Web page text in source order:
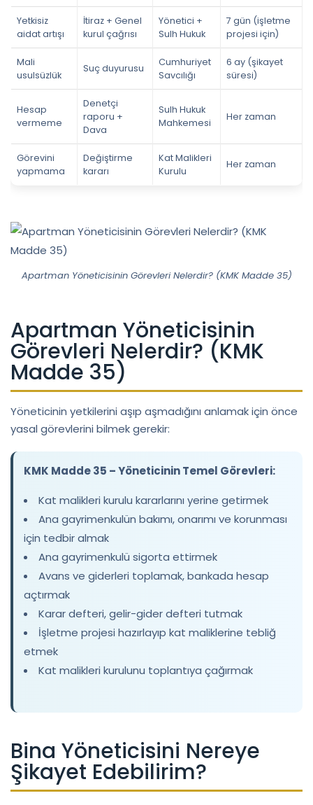
Yetkisiz
aidat artışı
İtiraz + Genel
kurul çağrısı
Yönetici +
Sulh Hukuk
7 gün (işletme
projesi için)
Mali
usulsüzlük
Suç duyurusu
Cumhuriyet
Savcılığı
6 ay (şikayet
süresi)
Hesap
vermeme
Denetçi
raporu +
Dava
Sulh Hukuk
Mahkemesi
Her zaman
Görevini
yapmama
Değiştirme
kararı
Kat Malikleri
Kurulu
Her zaman
Apartman Yöneticisinin Görevleri Nelerdir? (KMK Madde 35)
Apartman Yöneticisinin
Görevleri Nelerdir? (KMK
Madde 35)
Yöneticinin yetkilerini aşıp aşmadığını anlamak için önce
yasal görevlerini bilmek gerekir:
KMK Madde 35 – Yöneticinin Temel Görevleri:
Kat malikleri kurulu kararlarını yerine getirmek
Ana gayrimenkulün bakımı, onarımı ve korunması
için tedbir almak
Ana gayrimenkulü sigorta ettirmek
Avans ve giderleri toplamak, bankada hesap
açtırmak
Karar defteri, gelir-gider defteri tutmak
İşletme projesi hazırlayıp kat maliklerine tebliğ
etmek
Kat malikleri kurulunu toplantıya çağırmak
Bina Yöneticisini Nereye
Şikayet Edebilirim?